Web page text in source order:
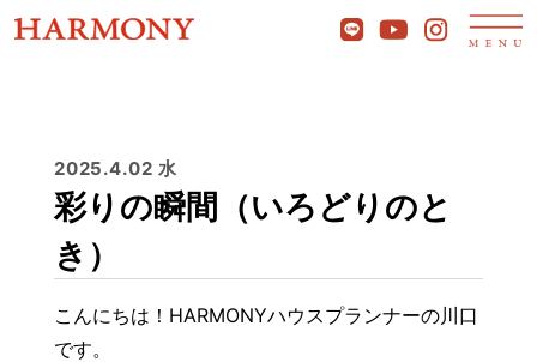
2025.4.02 水
彩りの瞬間（いろどりのと
き）
こんにちは！HARMONYハウスプランナーの川口
です。